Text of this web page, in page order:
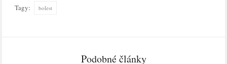
Tagy: bolest
Podobné články